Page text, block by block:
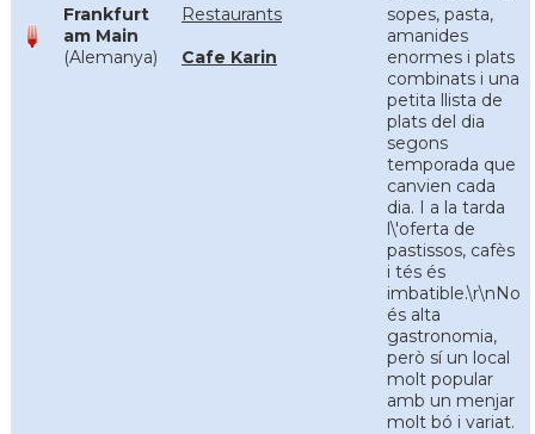
Frankfurt
am Main
(Alemanya)
Restaurants
Cafe Karin
sopes, pasta,
amanides
enormes i plats
combinats i una
petita llista de
plats del dia
segons
temporada que
canvien cada
dia. I a la tarda
l\'oferta de
pastissos, cafès
i tés és
imbatible.\r\nNo
és alta
gastronomia,
però sí un local
molt popular
amb un menjar
molt bó i variat.